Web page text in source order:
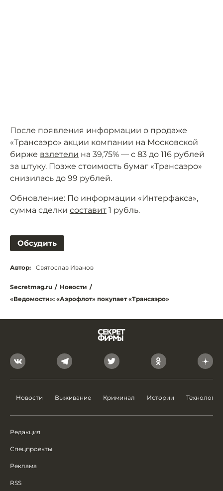
После появления информации о продаже
«Трансаэро» акции компании на Московской
бирже взлетели на 39,75% — с 83 до 116 рублей
за штуку. Позже стоимость бумаг «Трансаэро»
снизилась до 99 рублей.
Обновление: По информации «Интерфакса»,
сумма сделки составит 1 рубль.
Обсудить
Автор: Святослав Иванов
Secretmag.ru / Новости /
«Ведомости»: «Аэрофлот» покупает «Трансаэро»
Новости Выживание Криминал Истории Технологии
Редакция
Спецпроекты
Реклама
RSS